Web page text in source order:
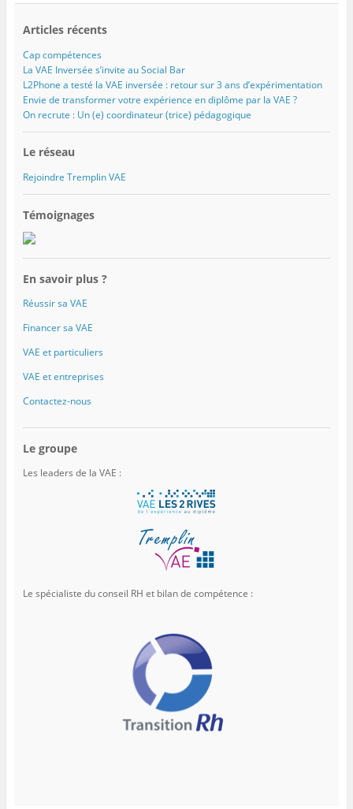
Articles récents
Cap compétences
La VAE Inversée s’invite au Social Bar
L2Phone a testé la VAE inversée : retour sur 3 ans d’expérimentation
Envie de transformer votre expérience en diplôme par la VAE ?
On recrute : Un (e) coordinateur (trice) pédagogique
Le réseau
Rejoindre Tremplin VAE
Témoignages
En savoir plus ?
Réussir sa VAE
Financer sa VAE
VAE et particuliers
VAE et entreprises
Contactez-nous
Le groupe
Les leaders de la VAE :
Le spécialiste du conseil RH et bilan de compétence :